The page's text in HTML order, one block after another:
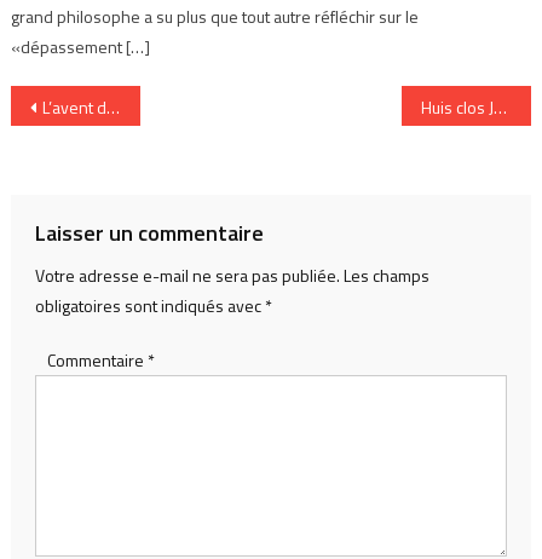
grand philosophe a su plus que tout autre réfléchir sur le
«dépassement […]
Navigation
L’avent du livre électronique Huis clos J+2
Laisser un commentaire
Votre adresse e-mail ne sera pas publiée.Les champs
obligatoires sont indiqués avec*
Commentaire *